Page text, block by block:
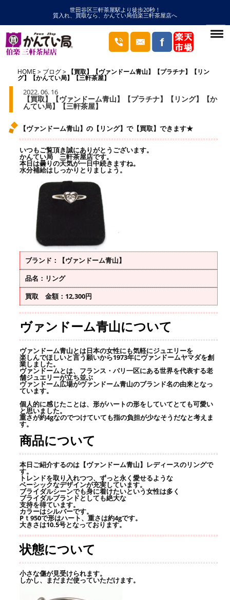
世田谷区三軒茶屋駅より徒歩20秒！
質入れ、買取なら、かんてい局伯楽三軒茶屋店へ
HOME ブログ 【買取】【ヴァンドーム青山】【プラチナ】【リン
グ】【かんてい局】【三軒茶屋】
2022. 06. 16
【買取】【ヴァンドーム青山】【プラチナ】【リング】【か
んてい局】【三軒茶屋】
【ヴァンドーム青山】の【リング】で【買取】できます★
いつもご覧頂き誠にありがとうございます。
かんてい局 三軒茶屋店です。
本日は曇りの天気が一日中続きますね。
水分補給はしっかりとりましょう。
ブランド：【ヴァンドーム青山】
品名：リング
買取 金額：12,300円
ヴァンドーム青山について
ヴァンドーム青山とは日本の女性にも気軽にジュエリーを
楽しんでほしいと言う願いから1973年にヴァンドームヤマダを創
業しました。
ヴァンドームとは、フランス・パリ一区にある世界を代表する老
舗ジュエリーが立ち並ぶ
ヴァンドーム広場がヴァンドーム青山のブランド名の由来となっ
ています。
個人的に感じたことは、形がハートの形をしていてとても可愛い
と思いました。
重さが約4gなのでつけていても指の負担が少なそうだなと考えま
す。
商品について
本日ご紹介するのは【ヴァンドーム青山】レディースのリングで
す。
トレンドを取り入れつつ、ずっと永く愛せるような
ベーシックなデザインが充実しています。
ブライダルシーンでも身に着けたいという女性は多く
ブライダルブランドとしても絶大な
支持を得ています。
カラーはシルバーです。
Pｔ950で形はハート、重さは約4gです。
大きさは10.5号となっております。
状態について
小さな傷が見受けられます。
しかし、まだまだ使っていただけます。